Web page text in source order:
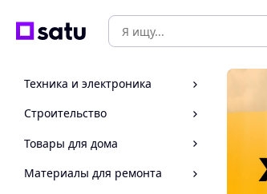
Техника и электроника
Строительство
Товары для дома
Материалы для ремонта